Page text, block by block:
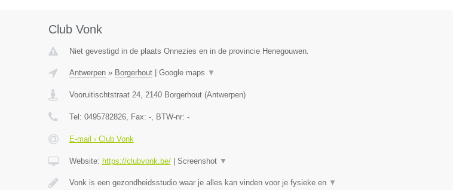
Club Vonk
Niet gevestigd in de plaats Onnezies en in de provincie Henegouwen.
Antwerpen» Borgerhout| Google maps ▼
Vooruitischtstraat 24, 2140 Borgerhout(Antwerpen)
Tel: 0495782826, Fax: -, BTW-nr: -
E-mail › Club Vonk
Website: https://clubvonk.be/| Screenshot ▼
Vonk is een gezondheidsstudio waar je alles kan vinden voor je fysieke en ▼